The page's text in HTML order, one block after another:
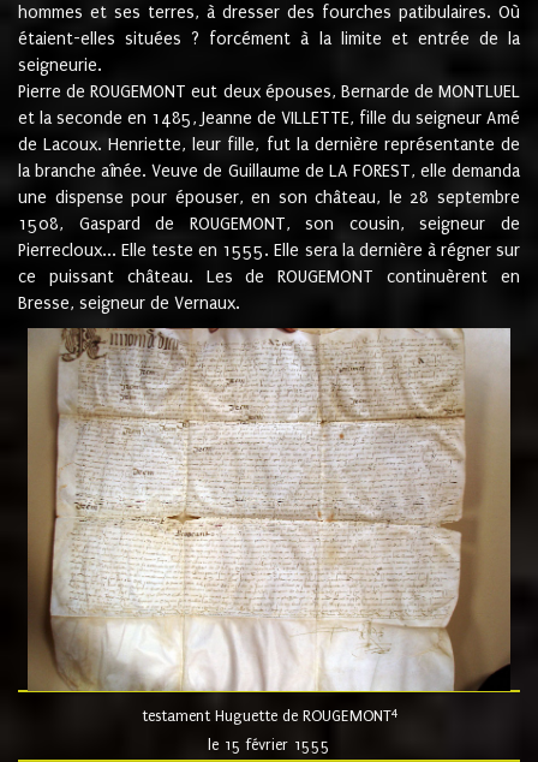
hommes et ses terres, à dresser des fourches patibulaires. Où
étaient-elles situées ? forcément à la limite et entrée de la
seigneurie.
Pierre de ROUGEMONT eut deux épouses, Bernarde de MONTLUEL
et la seconde en 1485, Jeanne de VILLETTE, fille du seigneur Amé
de Lacoux. Henriette, leur fille, fut la dernière représentante de
la branche aînée. Veuve de Guillaume de LA FOREST, elle demanda
une dispense pour épouser, en son château, le 28 septembre
1508, Gaspard de ROUGEMONT, son cousin, seigneur de
Pierrecloux... Elle teste en 1555. Elle sera la dernière à régner sur
ce puissant château. Les de ROUGEMONT continuèrent en
Bresse, seigneur de Vernaux.
testament Huguette de ROUGEMONT4
le 15 février 1555